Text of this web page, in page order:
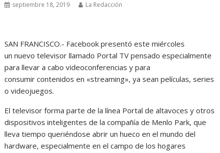
septiembre 18, 2019 La Redacción
SAN FRANCISCO.- Facebook presentó este miércoles
un nuevo televisor llamado Portal TV pensado especialmente
para llevar a cabo videoconferencias y para
consumir contenidos en «streaming», ya sean películas, series
o videojuegos.
El televisor forma parte de la línea Portal de altavoces y otros
dispositivos inteligentes de la compañía de Menlo Park, que
lleva tiempo queriéndose abrir un hueco en el mundo del
hardware, especialmente en el campo de los hogares